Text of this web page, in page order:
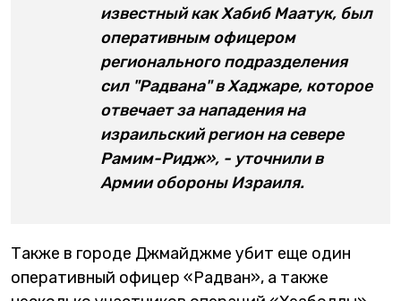
известный как Хабиб Маатук, был
оперативным офицером
регионального подразделения
сил "Радвана" в Хаджаре, которое
отвечает за нападения на
израильский регион на севере
Рамим-Ридж», - уточнили в
Армии обороны Израиля.
Также в городе Джмайджме убит еще один
оперативный офицер «Радван», а также